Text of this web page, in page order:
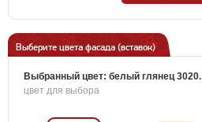
Выберите цвета фасада (вставок)
Выбранный цвет: белый глянец 3020.
цвет для выбора